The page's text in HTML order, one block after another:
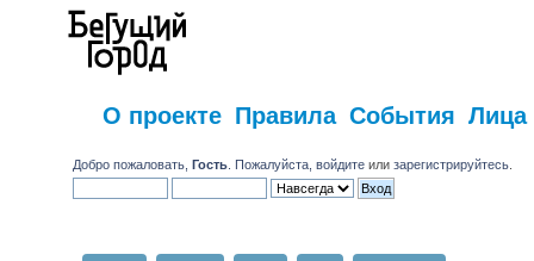
О проекте Правила События Лица
Добро пожаловать,Гость . Пожалуйста,войдите илизарегистрируйтесь